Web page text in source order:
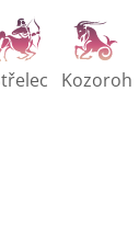
Kozoroh